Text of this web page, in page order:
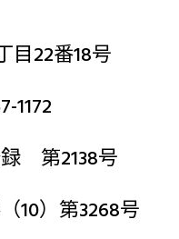
目22番18号
1172
第2138号
10）第3268号